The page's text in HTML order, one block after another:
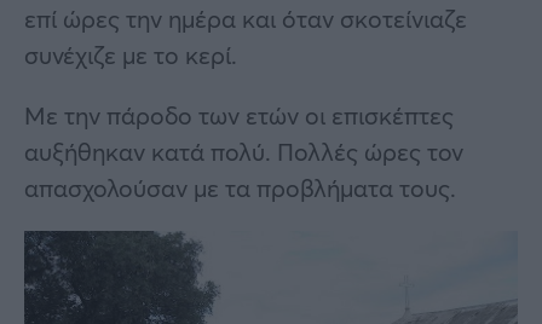
επί ώρες την ημέρα και όταν σκοτείνιαζε
συνέχιζε με το κερί.
Με την πάροδο των ετών οι επισκέπτες
αυξήθηκαν κατά πολύ. Πολλές ώρες τον
απασχολούσαν με τα προβλήματα τους.